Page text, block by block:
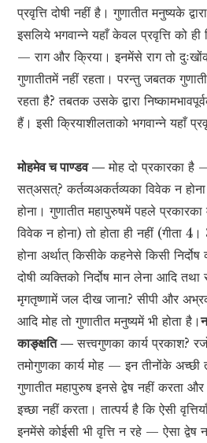
प्रवृत्ति दोषी नहीं है। गुणातीत मनुष्यके
इसलिये भगवान्ने यहाँ केवल प्रवृत्ति को
— राग और क्रिया। इनमेंसे राग तो
गुणातीतमें नहीं रहता। परन्तु जबतक
रहता है? तबतक उसके द्वारा
हैं। इसी क्रियाशीलताको भगवान्ने यहाँ
मोहमेव च पाण्डव —मोह दो प्रकारका है
सत्असत्? कर्तव्यअकर्तव्यका विवेक न
होना। गुणातीत महापुरुषमें पहले
विवेक न होना) तो होता ही नहीं (गीता
होना अर्थात् किसीके कहनेसे किसी निर्दोष
दोषी व्यक्तिको निर्दोष मान लेना आदि
मृगतृष्णामें जल दीख जाना? सीपी और
आदि मोह तो गुणातीत मनुष्यमें भी होता है।
काङ्क्षति —सत्त्वगुणका कार्य प्रकाश?
तमोगुणका कार्य मोह — इन तीनोंके अच्छी
गुणातीत महापुरुष इनसे द्वेष नहीं करता
इच्छा नहीं करता। तात्पर्य है कि ऐसी
इनमेंसे कोईसी भी वृत्ति न रहे — ऐसा द्वेष